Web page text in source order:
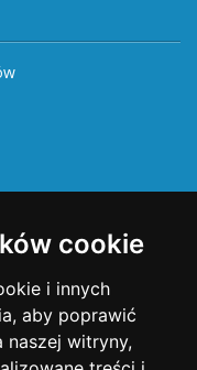
cookie
i innych
aby poprawić
naszej witryny,